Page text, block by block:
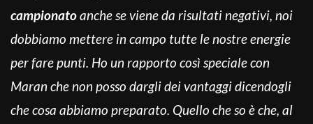
campionatoanche se viene da risultati negativi, noi
dobbiamo mettere in campo tutte le nostre energie
per fare punti. Ho un rapporto così speciale con
Maran che non posso dargli dei vantaggi dicendogli
che cosa abbiamo preparato. Quello che so è che, al